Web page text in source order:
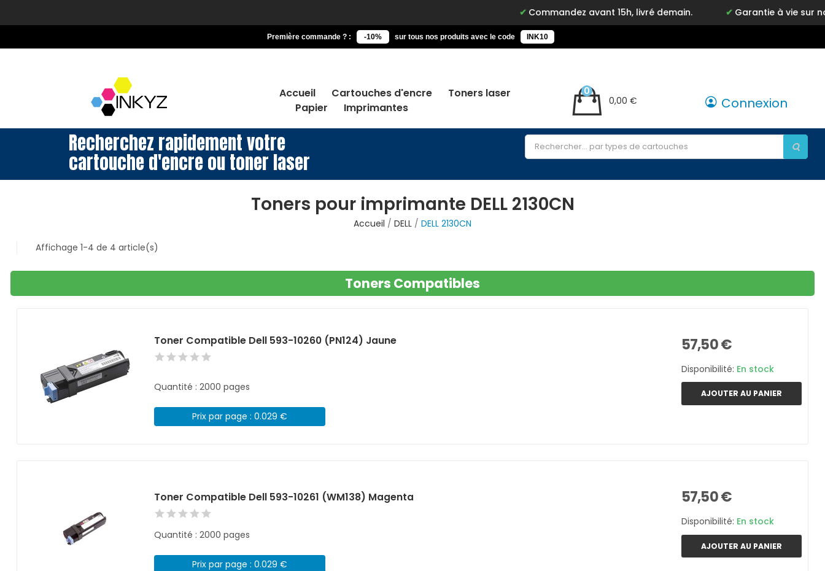
Commandez avant 15h, livré demain. Garantie à vie sur notre
Première commande ? : -10% sur tous nos produits avec le code INK10
Accueil Cartouches d'encre
Toners laser
Papier
Imprimantes
0,00 €
0
Connexion
Recherchez rapidement votre
cartouche d'encre ou toner laser
Toners pour imprimante DELL 2130CN
Accueil DELL
DELL 2130CN
Affichage 1-4 de 4 article(s)
Toners Compatibles
Toner Compatible Dell 593-10260 (PN124) Jaune
Quantité : 2000 pages
Prix par page : 0.029 €
57,50 €
Disponibilité: En stock
AJOUTER AU PANIER
Toner Compatible Dell 593-10261 (WM138) Magenta
Quantité : 2000 pages
Prix par page : 0.029 €
57,50 €
Disponibilité: En stock
AJOUTER AU PANIER